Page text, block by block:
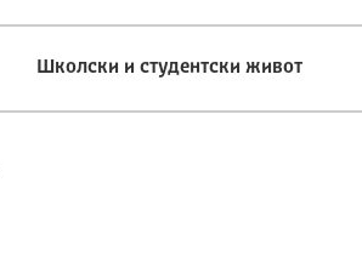
Школски и студентски живот